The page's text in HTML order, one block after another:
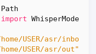
Path
import WhisperModel
USER/asr/inbox/
USER/asr/out"